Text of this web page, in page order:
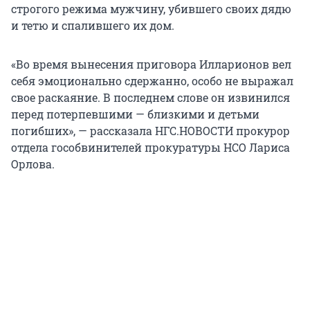
строгого режима мужчину, убившего своих дядю
и тетю и спалившего их дом.
«Во время вынесения приговора Илларионов вел
себя эмоционально сдержанно, особо не выражал
свое раскаяние. В последнем слове он извинился
перед потерпевшими — близкими и детьми
погибших», — рассказала НГС.НОВОСТИ прокурор
отдела гособвинителей прокуратуры НСО Лариса
Орлова.